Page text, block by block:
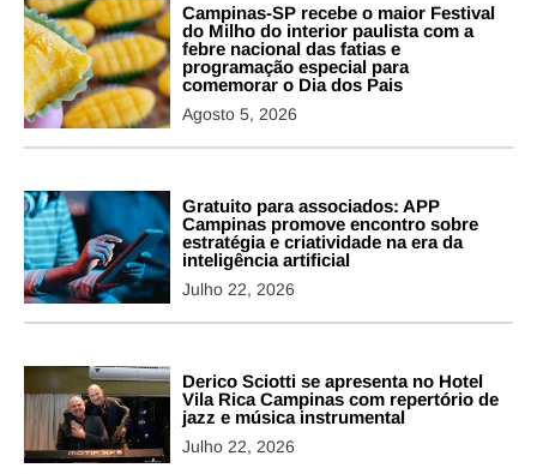
Campinas-SP recebe o maior Festival
do Milho do interior paulista com a
febre nacional das fatias e
programação especial para
comemorar o Dia dos Pais
Agosto 5, 2026
Gratuito para associados: APP
Campinas promove encontro sobre
estratégia e criatividade na era da
inteligência artificial
Julho 22, 2026
Derico Sciotti se apresenta no Hotel
Vila Rica Campinas com repertório de
jazz e música instrumental
Julho 22, 2026